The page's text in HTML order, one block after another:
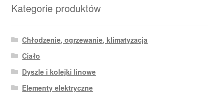
Kategorie produktów
Chłodzenie, ogrzewanie, klimatyzacja
Ciało
Dyszle i kolejki linowe
Elementy elektryczne